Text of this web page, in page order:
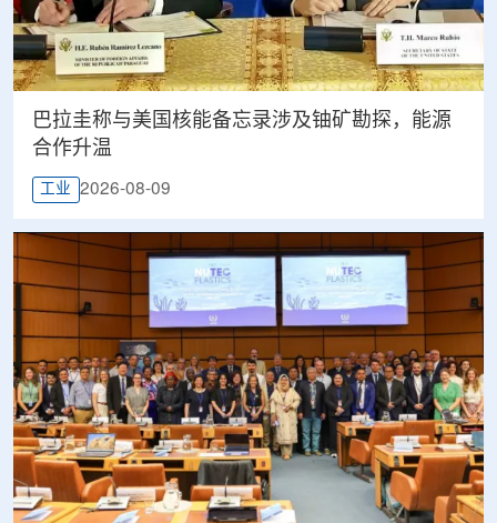
巴拉圭称与美国核能备忘录涉及铀矿勘探，能源
合作升温
工业 2026-08-09